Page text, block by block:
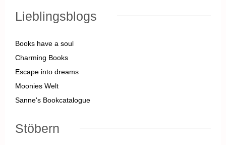
Lieblingsblogs
Books have a soul
Charming Books
Escape into dreams
Moonies Welt
Sanne's Bookcatalogue
Stöbern